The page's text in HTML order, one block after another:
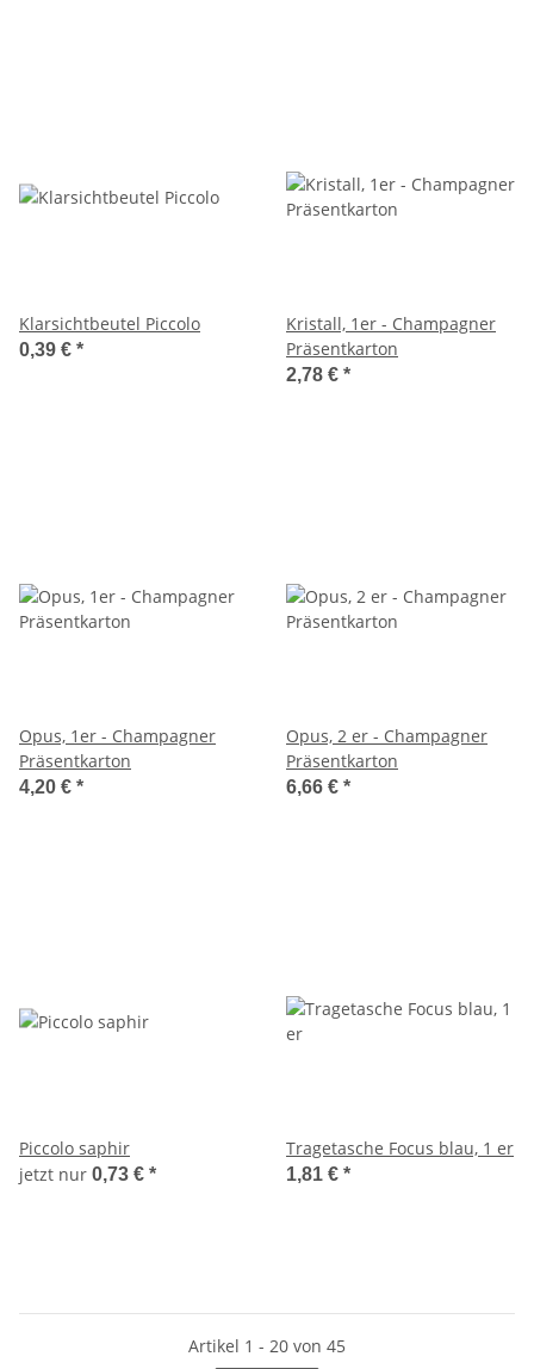
Klarsichtbeutel Piccolo
0,39 € *
Kristall, 1er - Champagner
Präsentkarton
2,78 € *
Opus, 1er - Champagner
Präsentkarton
4,20 € *
Opus, 2 er - Champagner
Präsentkarton
6,66 € *
Piccolo saphir
jetzt nur 0,73 € *
Tragetasche Focus blau, 1 er
1,81 € *
Artikel 1 - 20 von 45